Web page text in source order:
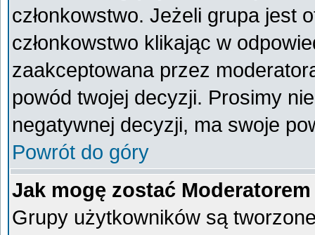
członkowstwo. Jeżeli grupa jest
członkowstwo klikając w
zaakceptowana przez
powód twojej decyzji. Prosimy
negatywnej decyzji, ma swoje
Powrót do góry
Jak mogę zostać
Grupy użytkowników są